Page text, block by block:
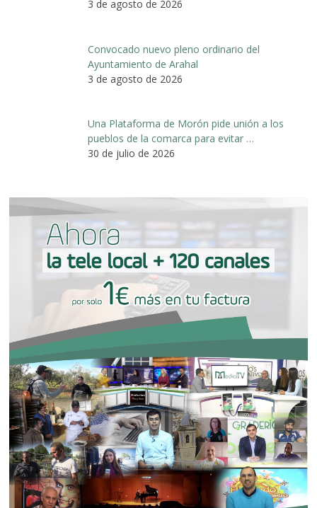
3 de agosto de 2026
Convocado nuevo pleno ordinario del
Ayuntamiento de Arahal
3 de agosto de 2026
Una Plataforma de Morón pide unión a los
pueblos de la comarca para evitar …
30 de julio de 2026